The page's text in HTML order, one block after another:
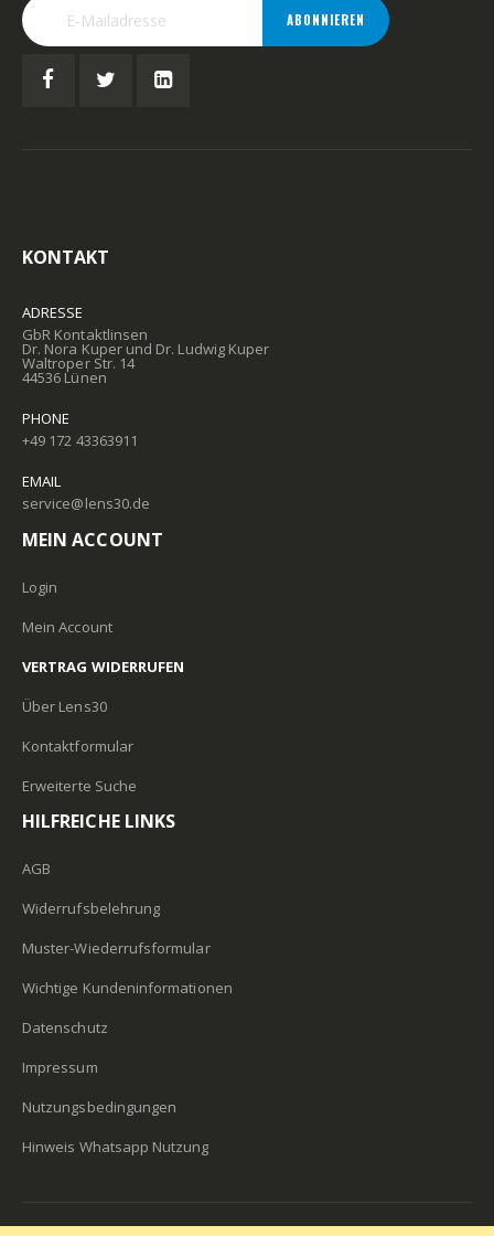
ABONNIEREN
KONTAKT
ADRESSE
GbR Kontaktlinsen
Dr. Nora Kuper und Dr. Ludwig Kuper
Waltroper Str. 14
44536 Lünen
PHONE
+49 172 43363911
EMAIL
service@lens30.de
MEIN ACCOUNT
Login
Mein Account
VERTRAG WIDERRUFEN
Über Lens30
Kontaktformular
Erweiterte Suche
HILFREICHE LINKS
AGB
Widerrufsbelehrung
Muster-Wiederrufsformular
Wichtige Kundeninformationen
Datenschutz
Impressum
Nutzungsbedingungen
Hinweis Whatsapp Nutzung